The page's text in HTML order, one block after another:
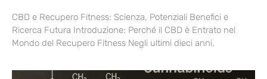
CBD e Recupero Fitness: Scienza, Potenziali Benefici e
Ricerca Futura Introduzione: Perché il CBD è Entrato nel
Mondo del Recupero Fitness Negli ultimi dieci anni,